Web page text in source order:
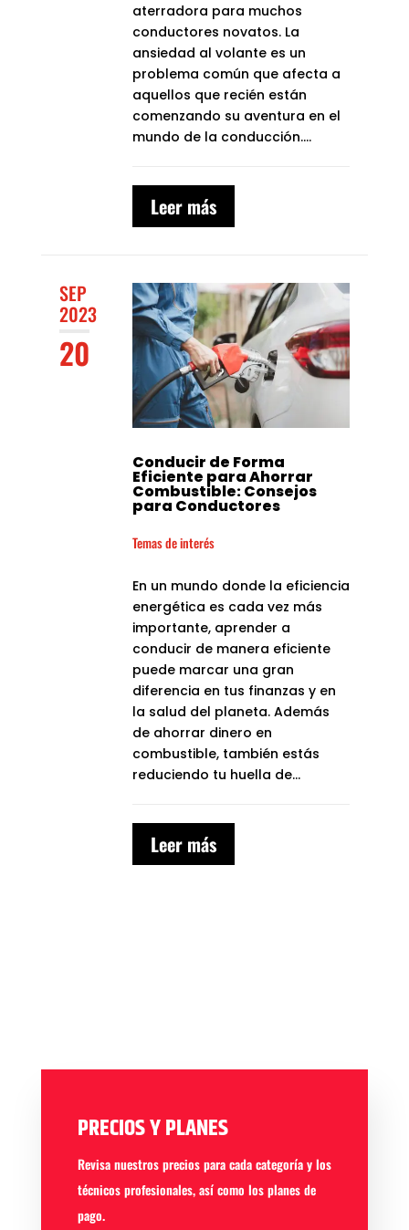
aterradora para muchos
conductores novatos. La
ansiedad al volante es un
problema común que afecta a
aquellos que recién están
comenzando su aventura en el
mundo de la conducción....
Leer más
SEP
2023
20
Conducir de Forma
Eficiente para Ahorrar
Combustible: Consejos
para Conductores
Temas de interés
En un mundo donde la eficiencia
energética es cada vez más
importante, aprender a
conducir de manera eficiente
puede marcar una gran
diferencia en tus finanzas y en
la salud del planeta. Además
de ahorrar dinero en
combustible, también estás
reduciendo tu huella de...
Leer más
PRECIOS Y PLANES
Revisa nuestros precios para cada categoría y los
técnicos profesionales, así como los planes de
pago.